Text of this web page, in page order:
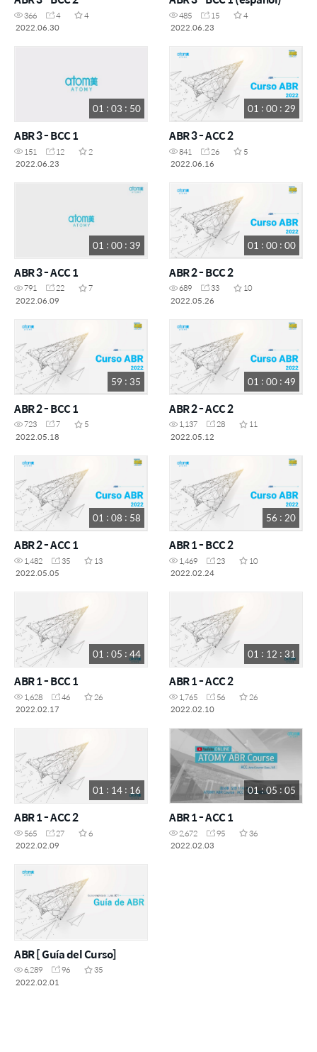
366 4
4
2022.06.30
485 15
4
2022.06.23
01 : 03 : 50
ABR 3 - BCC 1
151 12
2
2022.06.23
01 : 00 : 29
ABR 3 - ACC 2
841 26
5
2022.06.16
01 : 00 : 39
ABR 3 - ACC 1
791 22
7
2022.06.09
01 : 00 : 00
ABR 2 - BCC 2
689 33
10
2022.05.26
59 : 35
ABR 2 - BCC 1
723 7
5
2022.05.18
01 : 00 : 49
ABR 2 - ACC 2
1,137 28
11
2022.05.12
01 : 08 : 58
ABR 2 - ACC 1
1,482 35
13
2022.05.05
56 : 20
ABR 1 - BCC 2
1,469 23
10
2022.02.24
01 : 05 : 44
ABR 1 - BCC 1
1,628 46
26
2022.02.17
01 : 12 : 31
ABR 1 - ACC 2
1,765 56
26
2022.02.10
01 : 14 : 16
ABR 1 - ACC 2
565 27
6
2022.02.09
01 : 05 : 05
ABR 1 - ACC 1
2,672 95
36
2022.02.03
ABR [ Guía del Curso]
6,289 96
35
2022.02.01